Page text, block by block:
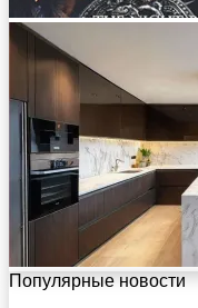
Популярные новости